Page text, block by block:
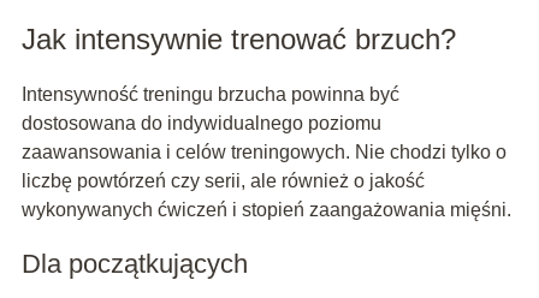
Jak intensywnie trenować brzuch?
Intensywność treningu brzucha powinna być
dostosowana do indywidualnego poziomu
zaawansowania i celów treningowych. Nie chodzi tylko o
liczbę powtórzeń czy serii, ale również o jakość
wykonywanych ćwiczeń i stopień zaangażowania mięśni.
Dla początkujących